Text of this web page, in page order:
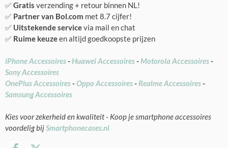
✅Gratis verzending + retour binnen NL!
✅ Partner van Bol.com met 8.7 cijfer!
✅ Uitstekende servicevia mail en chat
✅ Ruime keuzeen altijd goedkoopste prijzen
iPhone Accessoires-Huawei Accessoires-Motorola Accessoires-
Sony Accessoires
OnePlus Accessoires-Oppo Accessoires- Realme Accessoires-
Samsung Accessoires
Kies voor zekerheid en kwaliteit - Koop je smartphone accessoires
voordelig bijSmartphonecases.nl